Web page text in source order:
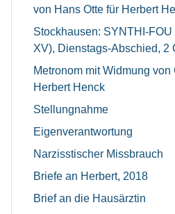
von Hans Otte für Herbert
Stockhausen: SYNTHI-
XV), Dienstags-Abschied, 2
Metronom mit Widmung von
Herbert Henck
Stellungnahme
Eigenverantwortung
Narzisstischer Missbrauch
Briefe an Herbert, 2018
Brief an die Hausärztin